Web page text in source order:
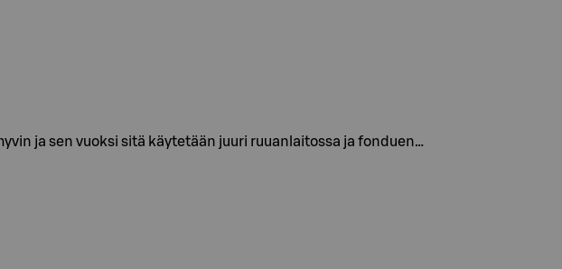
ja sen vuoksi sitä käytetään juuri ruuanlaitossa ja fonduen…